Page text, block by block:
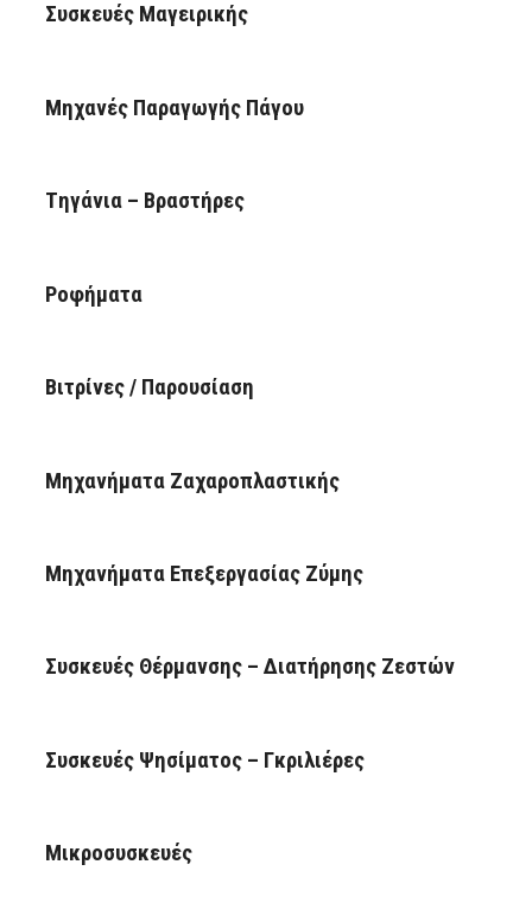
Συσκευές Μαγειρικής
Μηχανές Παραγωγής Πάγου
Tηγάνια – Βραστήρες
Ροφήματα
Βιτρίνες / Παρουσίαση
Μηχανήματα Ζαχαροπλαστικής
Μηχανήματα Επεξεργασίας Ζύμης
Συσκευές Θέρμανσης – Διατήρησης Ζεστών
Συσκευές Ψησίματος – Γκριλιέρες
Μικροσυσκευές